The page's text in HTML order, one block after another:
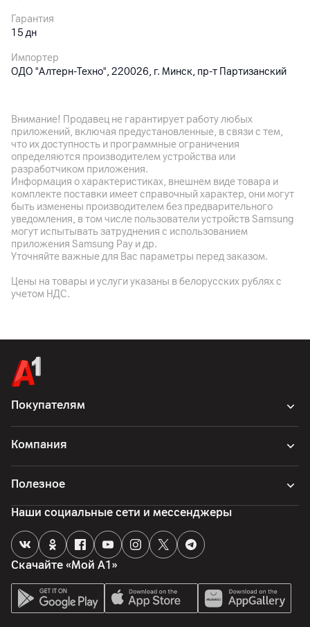
Гарантия
15дн
Импортер
ОДО "Алтерн-Техно", 220026, г. Минск, пр-т Партизанский
LANFEI Co. Ltd., Китай , Guangzhou , 2/F, №58. Industrial Road,
Xiyi Village, Luopu Street, Dashi Town
Комплект поставки
чехол
Страна производитель
Китай
Внимание! Продавец не гарантирует работу любых
приложений, включая предустановленные, в связи с тем,
что их доступность и программные ограничения
определяются производителем устройства или
разработчиком приложения.
Информация о характеристиках, внешнем виде товара и
комплекте поставки имеет справочный характер, они могут
быть изменены производителем без предварительного
уведомления, в том числе пользователи устройств Samsung
могут испытывать затруднения с использованием
приложения Samsung Pay и др.
Уточняйте важные для Вас параметры перед заказом.
Цены на товары и услуги указаны в белорусских рублях с
учетом НДС.
Покупателям
Компания
Полезное
Скачайте «Мой А1»
Наши социальные сети и мессенджеры